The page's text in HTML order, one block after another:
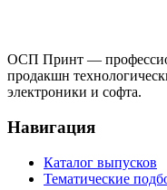
ОСП Принт —
продакшн
электроники и софта.
Навигация
Каталог выпусков
Тематические